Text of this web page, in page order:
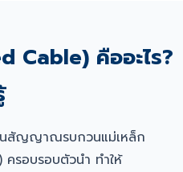
Cable) คืออะไร?
สัญญาณรบกวนแม่เหล็ก
ครอบรอบตัวนำ ทำให้